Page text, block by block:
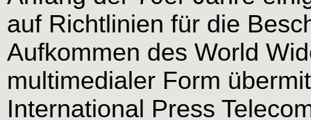
auf Richtlinien für die
Aufkommen des World
multimedialer Form
International Press